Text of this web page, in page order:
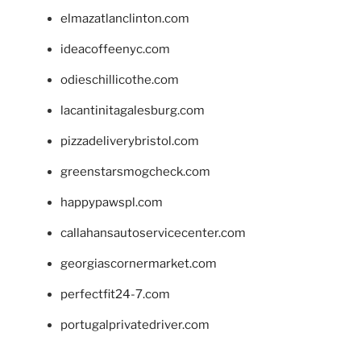
elmazatlanclinton.com
ideacoffeenyc.com
odieschillicothe.com
lacantinitagalesburg.com
pizzadeliverybristol.com
greenstarsmogcheck.com
happypawspl.com
callahansautoservicecenter.com
georgiascornermarket.com
perfectfit24-7.com
portugalprivatedriver.com